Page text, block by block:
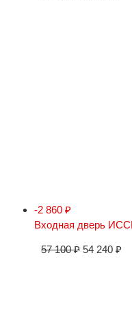
-2 860 ₽
Входная дверь
57 100₽ 54 240 ₽